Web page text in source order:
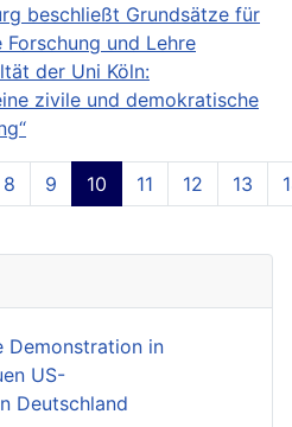
beschließt Grundsätze für
und Lehre
der Uni Köln:
zivile und demokratische
Seite 10 von 18
8 9 10 11 12 13
Demonstration in
US-
Deutschland